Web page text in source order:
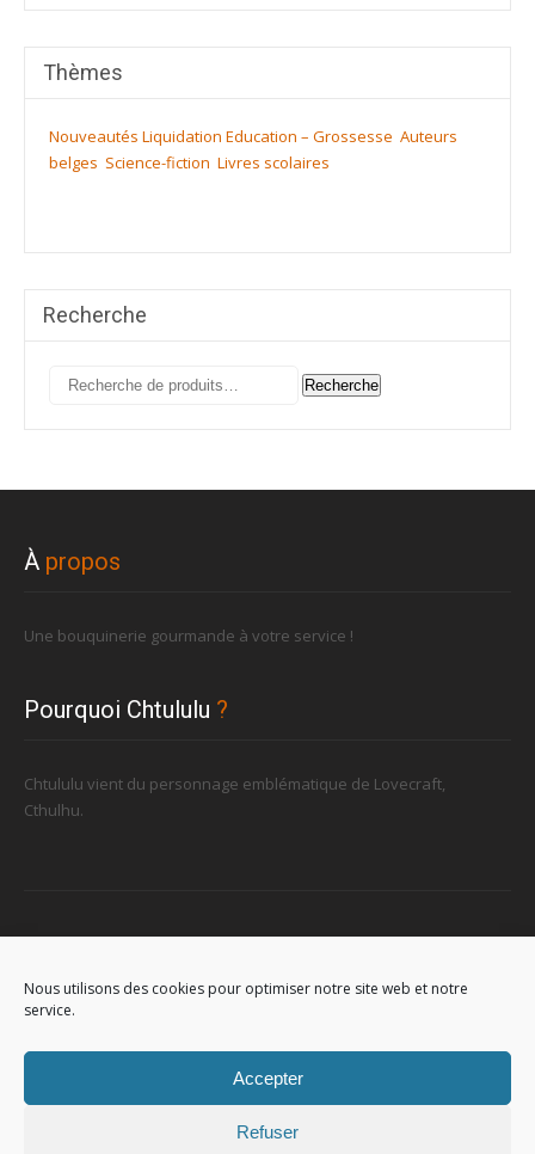
Nous utilisons des cookies pour optimiser notre site web et notre
service.
Accepter
Refuser
Thèmes
Nouveautés Liquidation Education – Grossesse Auteurs
belges Science-fiction Livres scolaires
Recherche
Recherche
Recherche
À propos
Une bouquinerie gourmande à votre service !
Pourquoi Chtululu ?
Chtululu vient du personnage emblématique de Lovecraft,
Cthulhu.